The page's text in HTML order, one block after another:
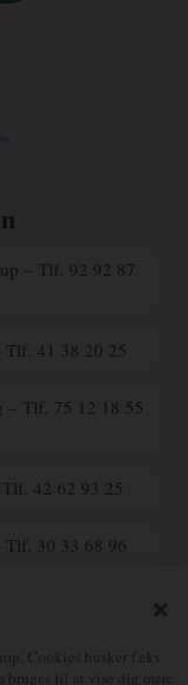
– Tlf. 92 92 87
Tlf. 41 38 20 25
– Tlf. 75 12 18 55
42 62 93 25
Tlf. 30 33 68 96